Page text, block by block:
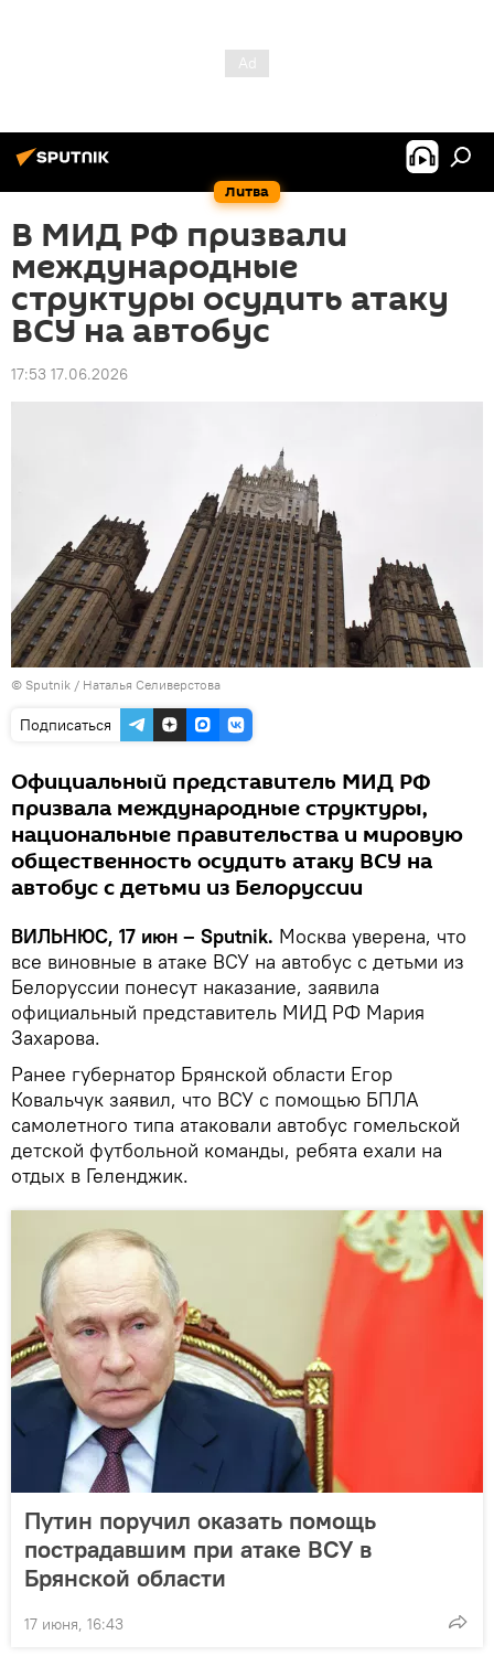
Литва
В МИД РФ призвали
международные
структуры осудить атаку
ВСУ на автобус
17:53 17.06.2026
© Sputnik / Наталья Селиверстова
Подписаться
Официальный представитель МИД РФ
призвала международные структуры,
национальные правительства и мировую
общественность осудить атаку ВСУ на
автобус с детьми из Белоруссии
ВИЛЬНЮС, 17 июн – Sputnik. Москва уверена, что
все виновные в атаке ВСУ на автобус с детьми из
Белоруссии понесут наказание, заявила
официальный представитель МИД РФ Мария
Захарова.
Ранее губернатор Брянской области Егор
Ковальчук заявил, что ВСУ с помощью БПЛА
самолетного типа атаковали автобус гомельской
детской футбольной команды, ребята ехали на
отдых в Геленджик.
Путин поручил оказать помощь
пострадавшим при атаке ВСУ в
Брянской области
17 июня, 16:43